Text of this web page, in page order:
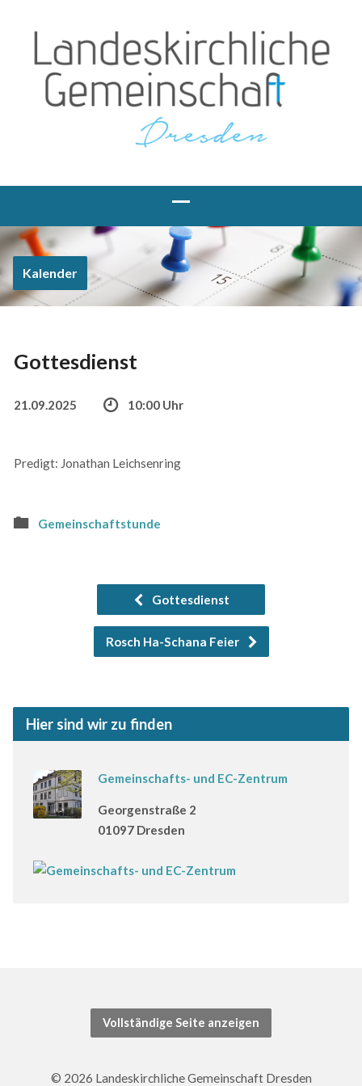
Kalender
Gottesdienst
21.09.2025 10:00 Uhr
Predigt: Jonathan Leichsenring
Gemeinschaftstunde
Gottesdienst
Rosch Ha-Schana Feier
Hier sind wir zu finden
Gemeinschafts- und EC-Zentrum
Georgenstraße 2
01097 Dresden
Vollständige Seite anzeigen
© 2026 Landeskirchliche Gemeinschaft Dresden